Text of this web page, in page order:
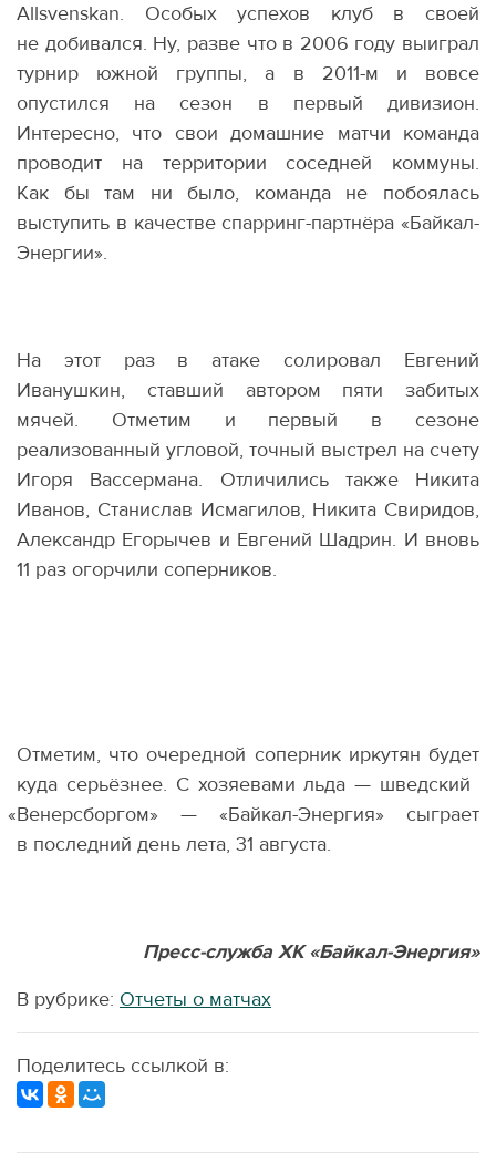
Allsvenskan. Особых успехов клуб в своей
не добивался. Ну, разве что в 2006 году выиграл
турнир южной группы, а в 2011-м и вовсе
опустился на сезон в первый дивизион.
Интересно, что свои домашние матчи команда
проводит на территории соседней коммуны.
Как бы там ни было, команда не побоялась
выступить в качестве спарринг-партнёра «Байкал-
Энергии».
На этот раз в атаке солировал Евгений
Иванушкин, ставший автором пяти забитых
мячей. Отметим и первый в сезоне
реализованный угловой, точный выстрел на счету
Игоря Вассермана. Отличились также Никита
Иванов, Станислав Исмагилов, Никита Свиридов,
Александр Егорычев и Евгений Шадрин. И вновь
11 раз огорчили соперников.
Отметим, что очередной соперник иркутян будет
куда серьёзнее. С хозяевами льда — шведский
«Венерсборгом» — «Байкал-Энергия» сыграет
в последний день лета, 31 августа.
Пресс-служба ХК «Байкал-Энергия»
В рубрике: Отчеты о матчах
Поделитесь ссылкой в: